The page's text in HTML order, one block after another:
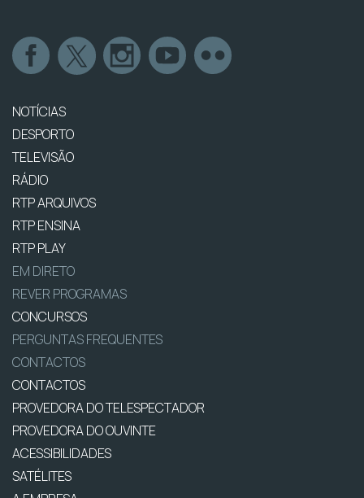
NOTÍCIAS
DESPORTO
TELEVISÃO
RÁDIO
RTP ARQUIVOS
RTP ENSINA
RTP PLAY
EM DIRETO
REVER PROGRAMAS
CONCURSOS
PERGUNTAS FREQUENTES
CONTACTOS
CONTACTOS
PROVEDORA DO TELESPECTADOR
PROVEDORA DO OUVINTE
ACESSIBILIDADES
SATÉLITES